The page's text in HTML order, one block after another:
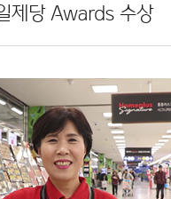
제당 Awards 수상